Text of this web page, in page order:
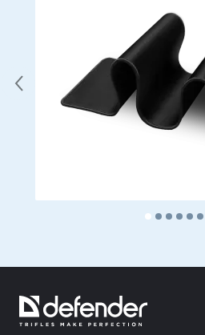
Testovací produkty
Masážní přístroje